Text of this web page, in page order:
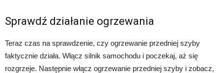
Sprawdź działanie ogrzewania
Teraz czas na sprawdzenie, czy ogrzewanie przedniej szyby
faktycznie działa. Włącz silnik samochodu i poczekaj, aż się
rozgrzeje. Następnie włącz ogrzewanie przedniej szyby i zobacz,